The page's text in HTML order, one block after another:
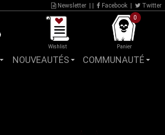
Newsletter Facebook Twitter
Wishlist
0
Panier
NOUVEAUTÉS COMMUNAUTÉ